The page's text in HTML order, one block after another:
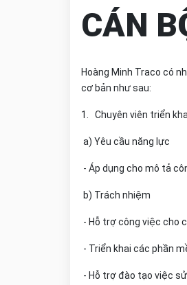
CÁN
Hoàng Minh Traco có
cơ bản như sau:
1. Chuyên viên triển
a) Yêu cầu năng lực
- Áp dụng cho mô tả
b) Trách nhiệm
- Hỗ trợ công việc cho
- Triển khai các phần
- Hỗ trợ đào tạo việc